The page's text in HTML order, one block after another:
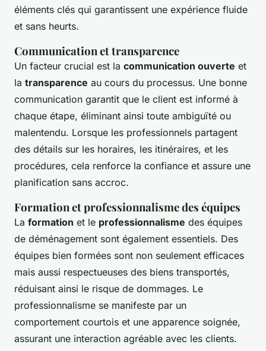
éléments clés qui garantissent une expérience fluide
et sans heurts.
Communication et transparence
Un facteur crucial est la communication ouverte et
la transparence au cours du processus. Une bonne
communication garantit que le client est informé à
chaque étape, éliminant ainsi toute ambiguïté ou
malentendu. Lorsque les professionnels partagent
des détails sur les horaires, les itinéraires, et les
procédures, cela renforce la confiance et assure une
planification sans accroc.
Formation et professionnalisme des équipes
La formation et le professionnalisme des équipes
de déménagement sont également essentiels. Des
équipes bien formées sont non seulement efficaces
mais aussi respectueuses des biens transportés,
réduisant ainsi le risque de dommages. Le
professionnalisme se manifeste par un
comportement courtois et une apparence soignée,
assurant une interaction agréable avec les clients.